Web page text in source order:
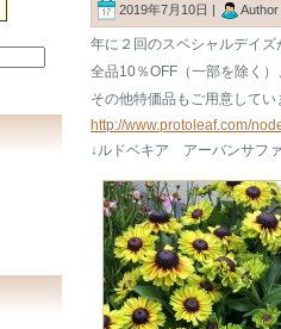
2019年7月10日 | Author
年に２回のスペシャルデイズ
全品10％OFF（一部を除く
その他特価品もご用意してい
http://www.protoleaf.com/
↓ルドベキア アーバンサフ